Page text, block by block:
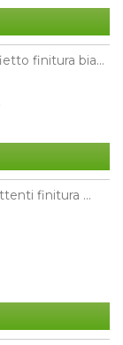
finitura bia...
finitura ...